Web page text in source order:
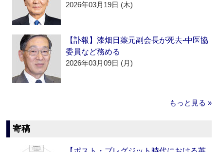
2026年03月19日 (木)
【訃報】漆畑日薬元副会長が死去‐中医協
委員など務める
2026年03月09日 (月)
もっと見る »
寄稿